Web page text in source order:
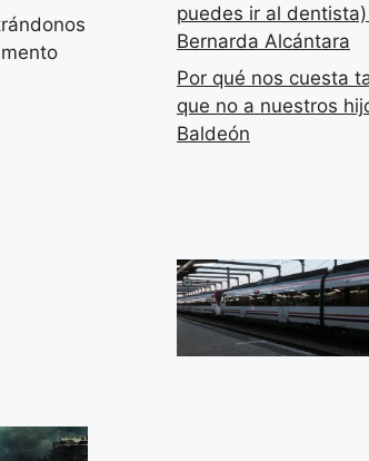
puedes ir al
Bernarda Alcántara
Por qué nos cuesta
que no a nuestros
Baldeón